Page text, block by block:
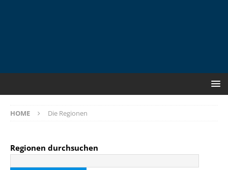
HOME Die Regionen
Regionen durchsuchen